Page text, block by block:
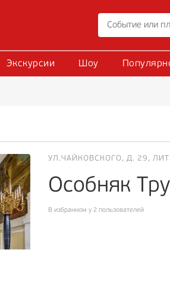
Экскурсии Шоу
УЛ.ЧАЙКОВСКОГО, Д. 29,
Особняк
В избранном у 2 пользователей